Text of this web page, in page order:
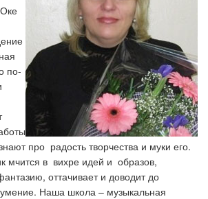
по-
про радость творчества и муки его.
мчится в вихре идей и образов,
оттачивает и доводит до
Наша школа – музыкальная